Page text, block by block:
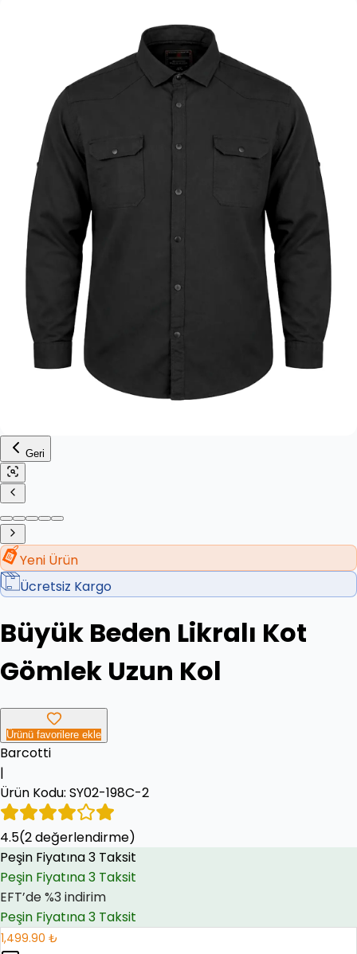
Geri
Yeni Ürün
Ücretsiz Kargo
Büyük Beden Likralı Kot
Gömlek Uzun Kol
Ürünü favorilere ekle
Barcotti
|
Ürün Kodu: SY02-198C-2
4.5(2değerlendirme)
EFT’de %3 indirim
Peşin Fiyatına 3 Taksit
EFT’de %3 indirim
Peşin Fiyatına 3 Taksit
1,499.90 ₺